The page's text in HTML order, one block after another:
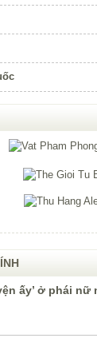
ấy’ ở phái